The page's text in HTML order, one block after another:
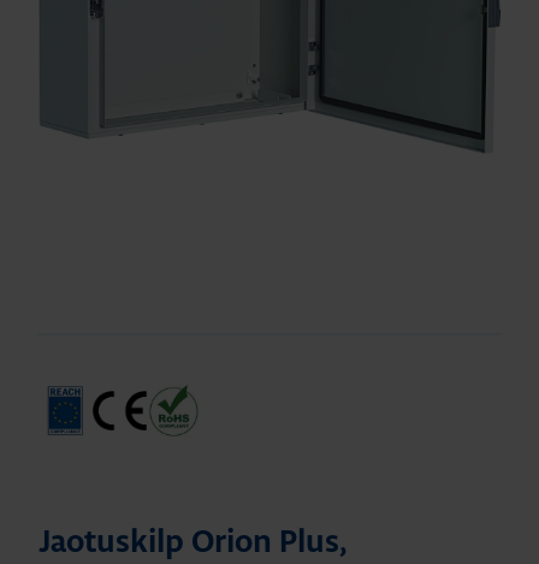
Jaotuskilp Orion Plus,